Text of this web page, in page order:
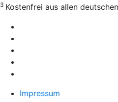
3 Kostenfrei aus allen
Impressum